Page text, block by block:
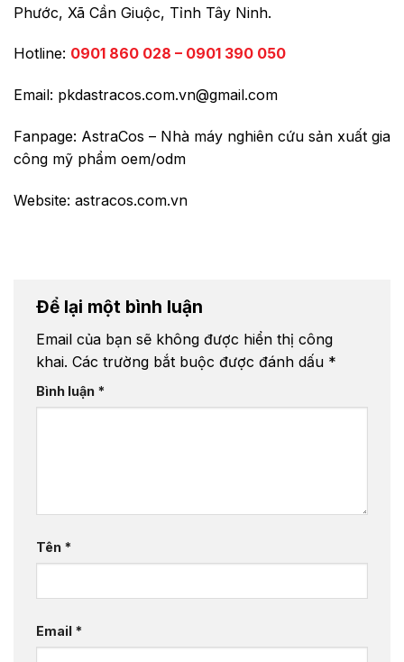
Phước, Xã Cần Giuộc, Tỉnh Tây Ninh.
Hotline: 0901 860 028 – 0901 390 050
Email: pkdastracos.com.vn@gmail.com
Fanpage: AstraCos – Nhà máy nghiên cứu sản xuất gia
công mỹ phẩm oem/odm
Website: astracos.com.vn
Để lại một bình luận
Email của bạn sẽ không được hiển thị công
khai. Các trường bắt buộc được đánh dấu *
Bình luận *
Tên *
Email *